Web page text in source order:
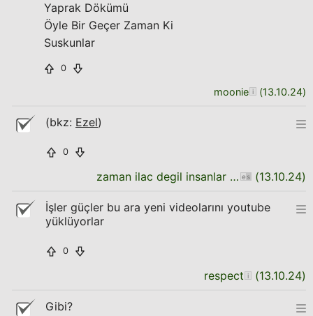
Yaprak Dökümü
Öyle Bir Geçer Zaman Ki
Suskunlar
0
moonie (13.10.24)
(bkz: Ezel)
0
zaman ilac degil insanlar unutkan (13.10.24)
İşler güçler bu ara yeni videolarını youtube
yüklüyorlar
0
respect (13.10.24)
Gibi?